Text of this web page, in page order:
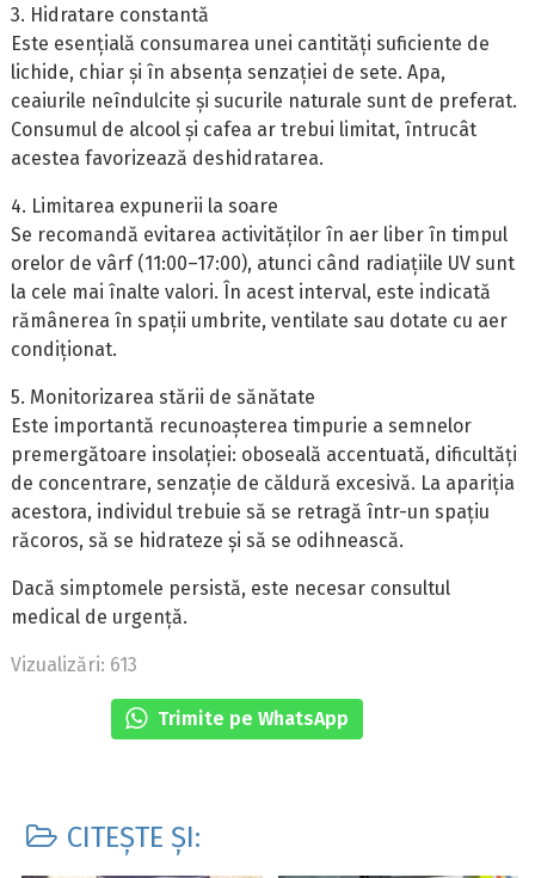
3. Hidratare constantă
Este esențială consumarea unei cantități suficiente de
lichide, chiar și în absența senzației de sete. Apa,
ceaiurile neîndulcite și sucurile naturale sunt de preferat.
Consumul de alcool și cafea ar trebui limitat, întrucât
acestea favorizează deshidratarea.
4. Limitarea expunerii la soare
Se recomandă evitarea activităților în aer liber în timpul
orelor de vârf (11:00–17:00), atunci când radiațiile UV sunt
la cele mai înalte valori. În acest interval, este indicată
rămânerea în spații umbrite, ventilate sau dotate cu aer
condiționat.
5. Monitorizarea stării de sănătate
Este importantă recunoașterea timpurie a semnelor
premergătoare insolației: oboseală accentuată, dificultăți
de concentrare, senzație de căldură excesivă. La apariția
acestora, individul trebuie să se retragă într-un spațiu
răcoros, să se hidrateze și să se odihnească.
Dacă simptomele persistă, este necesar consultul
medical de urgență.
Vizualizări: 613
Trimite pe WhatsApp
CITEȘTE ȘI: